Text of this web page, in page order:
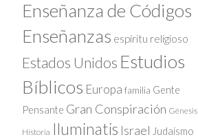
Enseñanza de Códigos
Enseñanzas espíritu religioso
Estados Unidos Estudios
Bíblicos Europa familia Gente
Pensante Gran Conspiración Génesis
Historia Iluminatis Israel Judaísmo